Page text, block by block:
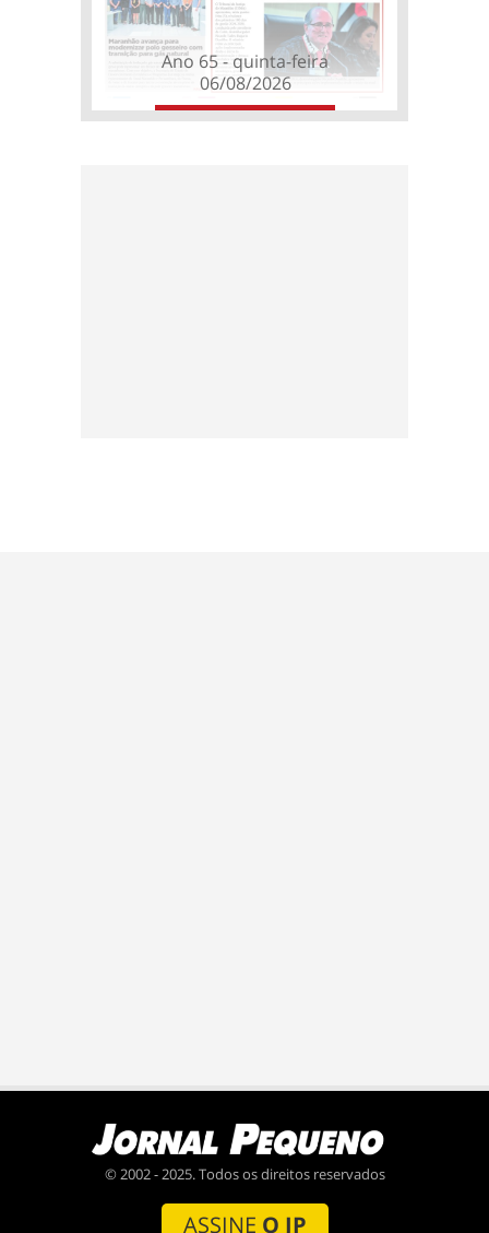
Ano 65 - quinta-feira
06/08/2026
© 2002 - 2025. Todos os direitos reservados
ASSINE O JP